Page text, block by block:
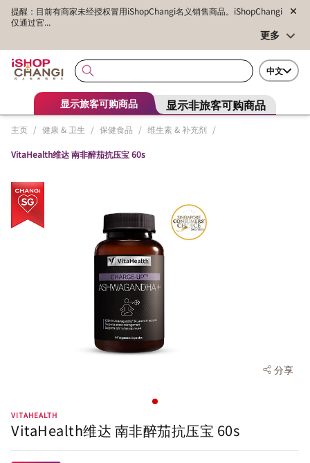
提醒：目前有商家未经授权冒用iShopChangi名义销售商品。iShopChangi
仅通过官...
更多
中文
显示旅客可购商品 显示非旅客可购商品
主页 / 健康 & 卫生 / 保健食品 / 维生素 & 补充剂 /
VitaHealth维达 南非醉茄抗压宝 60s
分享
VITAHEALTH
VitaHealth维达 南非醉茄抗压宝 60s